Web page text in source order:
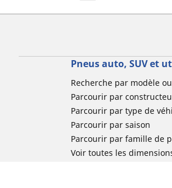
Pneus auto, SUV et
Recherche par modèle
Parcourir par
Parcourir par type de
Parcourir par saison
Parcourir par famille de
Voir toutes les